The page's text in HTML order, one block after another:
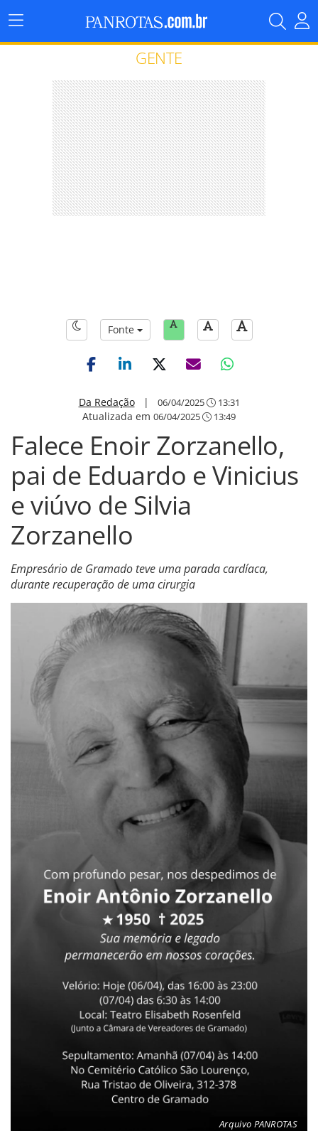
Menu
Principal
GENTE
Fonte
Da Redação| 06/04/2025 13:31
Atualizada em 06/04/2025 13:49
Falece Enoir Zorzanello,
pai de Eduardo e Vinicius
e viúvo de Silvia
Zorzanello
Empresário de Gramado teve uma parada cardíaca,
durante recuperação de uma cirurgia
Arquivo PANROTAS